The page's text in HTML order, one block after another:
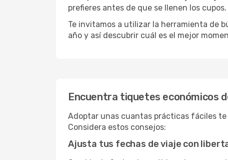
prefieres antes de que se llenen los cupos.
Te invitamos a utilizar la herramienta de
año y así descubrir cuál es el mejor
Encuentra tiquetes económicos
Adoptar unas cuantas prácticas fáciles
Considera estos consejos:
Ajusta tus fechas de viaje con